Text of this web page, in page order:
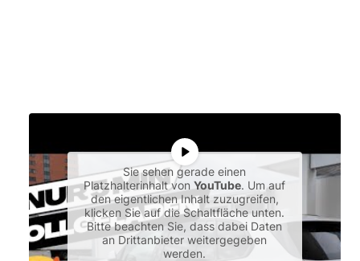
Sie sehen gerade einen
Platzhalterinhalt vonYouTube. Um auf
den eigentlichen Inhalt zuzugreifen,
klicken Sie auf die Schaltfläche unten.
Bitte beachten Sie, dass dabei Daten
an Drittanbieter weitergegeben
werden.